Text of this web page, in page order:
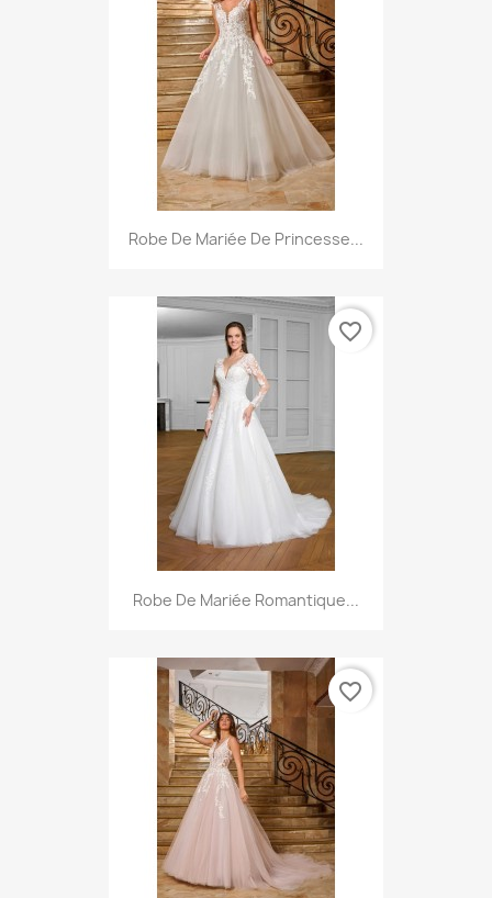
Robe De Mariée De Princesse...
Robe De Mariée Romantique...
favorite_border
favorite_border